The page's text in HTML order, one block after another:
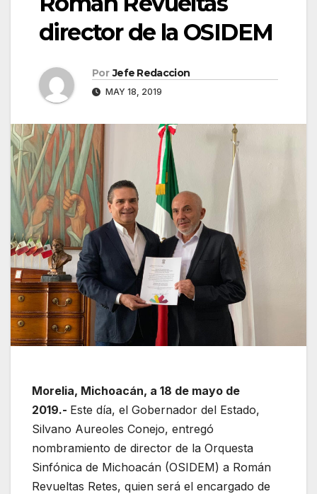
director de la OSIDEM
Por Jefe Redaccion
MAY 18, 2019
Morelia, Michoacán, a 18 de mayo de
2019.- Este día, el Gobernador del Estado,
Silvano Aureoles Conejo, entregó
nombramiento de director de la Orquesta
Sinfónica de Michoacán (OSIDEM) a Román
Revueltas Retes, quien será el encargado de